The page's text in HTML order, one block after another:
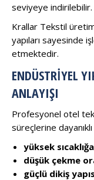
seviyeye indirilebilir.
Krallar Tekstil
yapıları sayesinde
etmektedir.
ENDÜSTRIYEL
ANLAYIŞI
Profesyonel otel
süreçlerine dayanıklı
yüksek
düşük çekme
güçlü dikiş